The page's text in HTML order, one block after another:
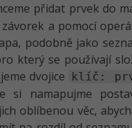
přidat prvek do
a pomocí
podobně jako
který se používají
dvojice
klíč:
si namapujme
oblíbenou věc,